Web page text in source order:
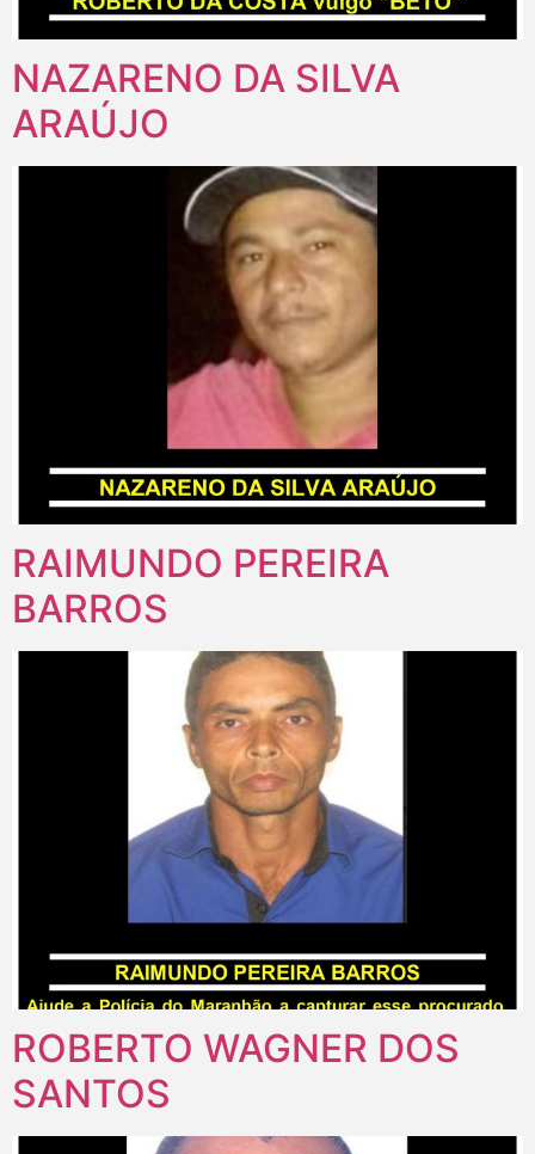
NAZARENO DA SILVA
ARAÚJO
RAIMUNDO PEREIRA
BARROS
ROBERTO WAGNER DOS
SANTOS